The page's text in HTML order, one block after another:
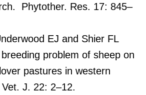
Phytother. Res. 17: 845–
EJ and Shier FL
problem of sheep on
pastures in western
J. 22: 2–12.